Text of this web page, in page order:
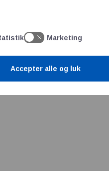
Marketing
Accepter alle og luk